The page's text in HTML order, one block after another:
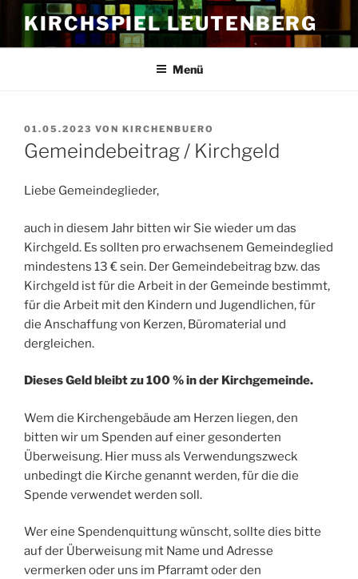
Zum
Inhalt
springen
KIRCHSPIEL LEUTENBERG
Menü
VERÖFFENTLICHT
AM
01.05.2023 VON KIRCHENBUERO
Gemeindebeitrag / Kirchgeld
Liebe Gemeindeglieder,
auch in diesem Jahr bitten wir Sie wieder um das
Kirchgeld. Es sollten pro erwachsenem Gemeindeglied
mindestens 13 € sein. Der Gemeindebeitrag bzw. das
Kirchgeld ist für die Arbeit in der Gemeinde bestimmt,
für die Arbeit mit den Kindern und Jugendlichen, für
die Anschaffung von Kerzen, Büromaterial und
dergleichen.
Dieses Geld bleibt zu 100 % in der Kirchgemeinde.
Wem die Kirchengebäude am Herzen liegen, den
bitten wir um Spenden auf einer gesonderten
Überweisung. Hier muss als Verwendungszweck
unbedingt die Kirche genannt werden, für die die
Spende verwendet werden soll.
Wer eine Spendenquittung wünscht, sollte dies bitte
auf der Überweisung mit Name und Adresse
vermerken oder uns im Pfarramt oder den